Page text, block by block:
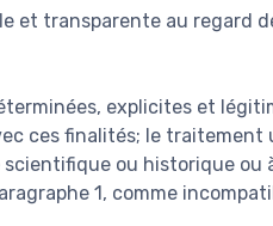
et transparente au regard
explicites et
ces finalités; le
ou historique
1, comme